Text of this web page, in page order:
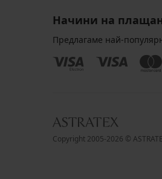
Начини на
Предлагаме най-
Copyright 2005-2026 ©